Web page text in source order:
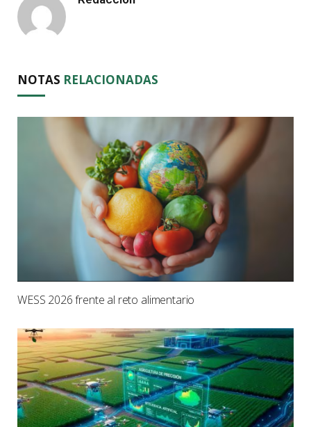
NOTAS RELACIONADAS
WESS 2026 frente al reto alimentario